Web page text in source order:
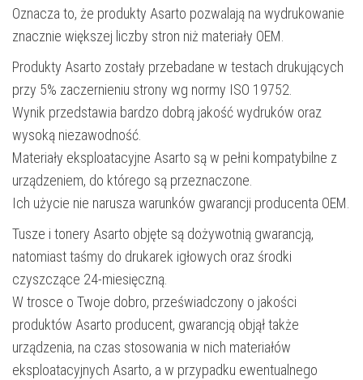
Oznacza to, że produkty Asarto pozwalają na wydrukowanie
znacznie większej liczby stron niż materiały OEM.
Produkty Asarto zostały przebadane w testach drukujących
przy 5% zaczernieniu strony wg normy ISO 19752.
Wynik przedstawia bardzo dobrą jakość wydruków oraz
wysoką niezawodność.
Materiały eksploatacyjne Asarto są w pełni kompatybilne z
urządzeniem, do którego są przeznaczone.
Ich użycie nie narusza warunków gwarancji producenta OEM.
Tusze i tonery Asarto objęte są dożywotnią gwarancją,
natomiast taśmy do drukarek igłowych oraz środki
czyszczące 24-miesięczną.
W trosce o Twoje dobro, przeświadczony o jakości
produktów Asarto producent, gwarancją objął także
urządzenia, na czas stosowania w nich materiałów
eksploatacyjnych Asarto, a w przypadku ewentualnego